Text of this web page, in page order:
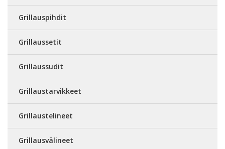
Grillauspihdit
Grillaussetit
Grillaussudit
Grillaustarvikkeet
Grillaustelineet
Grillausvälineet